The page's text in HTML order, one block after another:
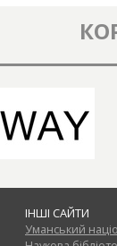
ІНШІ САЙТИ
Уманський